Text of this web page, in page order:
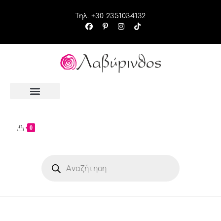
Τηλ. +30 2351034132
0